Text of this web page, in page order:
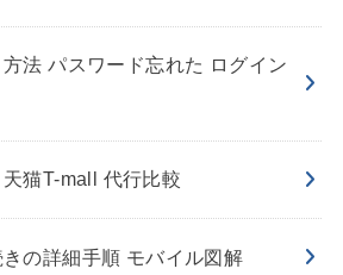
法 パスワード忘れた ログイン
猫T-mall 代行比較
の詳細手順 モバイル図解